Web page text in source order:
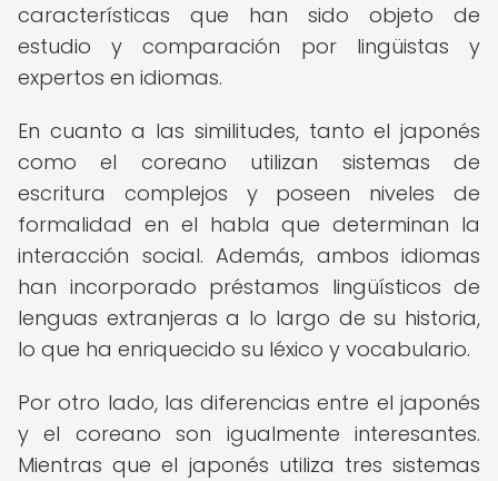
características que han sido objeto de
estudio y comparación por lingüistas y
expertos en idiomas.
En cuanto a las similitudes, tanto el japonés
como el coreano utilizan sistemas de
escritura complejos y poseen niveles de
formalidad en el habla que determinan la
interacción social. Además, ambos idiomas
han incorporado préstamos lingüísticos de
lenguas extranjeras a lo largo de su historia,
lo que ha enriquecido su léxico y vocabulario.
Por otro lado, las diferencias entre el japonés
y el coreano son igualmente interesantes.
Mientras que el japonés utiliza tres sistemas